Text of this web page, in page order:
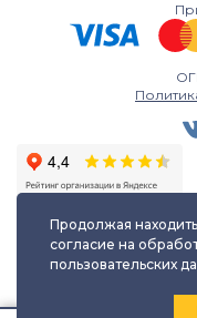
Любое использование
Продолжая
согласие на
пользовательских